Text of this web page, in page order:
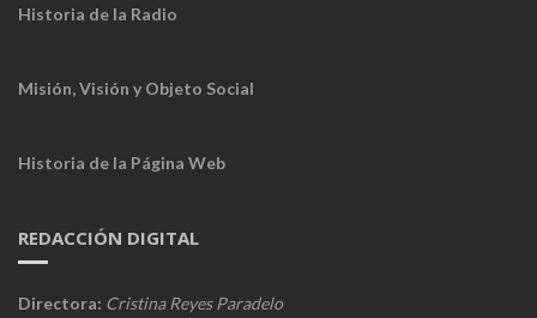
Historia de la Radio
Misión, Visión y Objeto Social
Historia de la Página Web
REDACCIÓN DIGITAL
Directora: Cristina Reyes Paradelo